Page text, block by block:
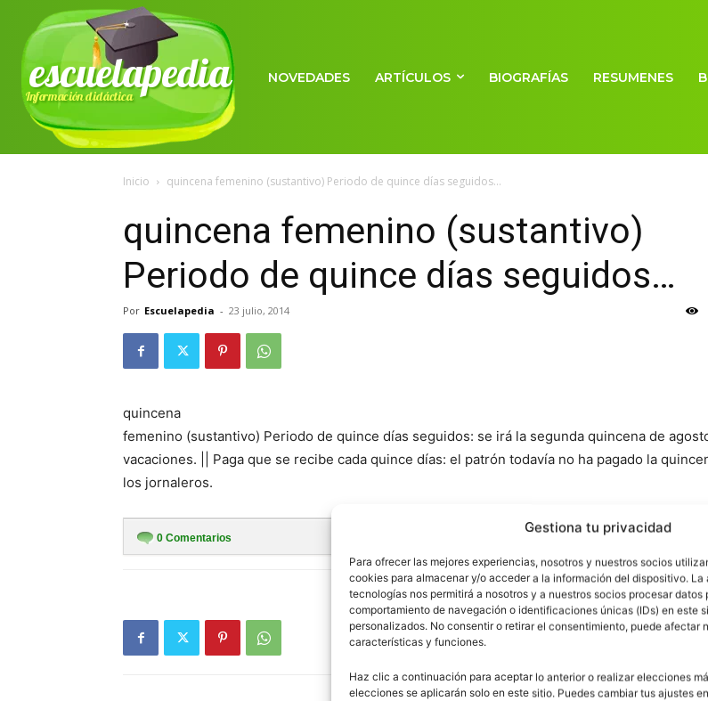
Gestiona tu privacidad
Para ofrecer las mejores experiencias, nosotros y nuestros socios
cookies para almacenar y/o acceder a la información del dispositivo.
tecnologías nos permitirá a nosotros y a nuestros socios procesar datos
comportamiento de navegación o identificaciones únicas (IDs) en este
personalizados. No consentir o retirar el consentimiento, puede afectar
características y funciones.
Haz clic a continuación para aceptar lo anterior o realizar elecciones
elecciones se aplicarán solo en este sitio. Puedes cambiar tus ajustes
escuelapedia
Información didáctica
NOVEDADES ARTÍCULOS BIOGRAFÍAS RESUMENES
Inicio quincena femenino (sustantivo) Periodo de quince días seguidos...
quincena femenino (sustantivo)
Periodo de quince días seguidos…
Por Escuelapedia - 23 julio, 2014
quincena
femenino (sustantivo) Periodo de quince días seguidos: se irá la segunda quincena de
vacaciones. || Paga que se recibe cada quince días: el patrón todavía no ha pagado la
los jornaleros.
0 Comentarios